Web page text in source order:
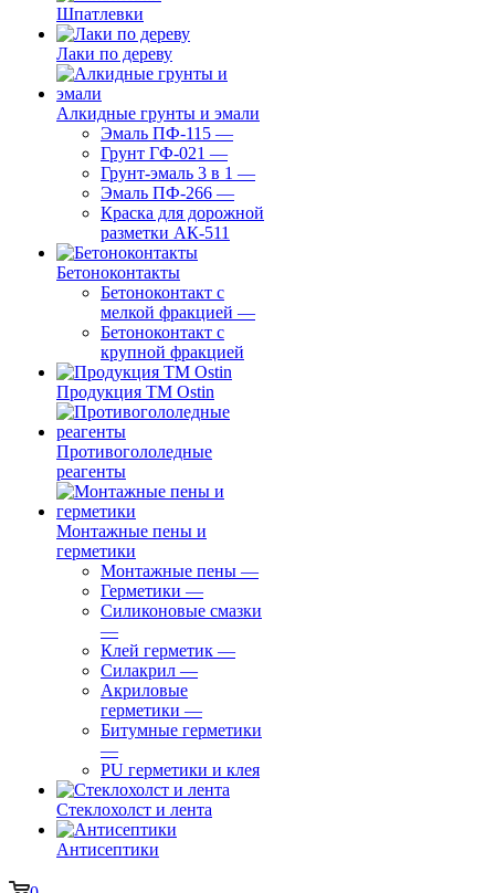
Шпатлевки
Лаки по дереву
Алкидные грунты и эмали
Эмаль ПФ-115 —
Грунт ГФ-021 —
Грунт-эмаль 3 в 1 —
Эмаль ПФ-266 —
Краска для дорожной
разметки АК-511
Бетоноконтакты
Бетоноконтакт с
мелкой фракцией —
Бетоноконтакт с
крупной фракцией
Продукция ТМ Ostin
Противогололедные
реагенты
Монтажные пены и
герметики
Монтажные пены —
Герметики —
Силиконовые смазки
—
Клей герметик —
Силакрил —
Акриловые
герметики —
Битумные герметики
—
PU герметики и клея
Стеклохолст и лента
Антисептики